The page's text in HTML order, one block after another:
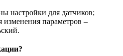
настройки для датчиков;
изменения параметров –